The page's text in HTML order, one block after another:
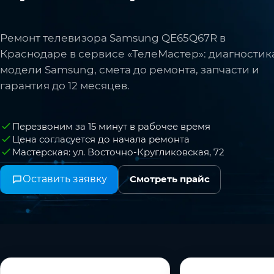
Ремонт телевизора Samsung QE65Q67R в
Краснодаре в сервисе «ТелеМастер»:
модели Samsung, смета до ремонта, запчасти и
гарантия до 12 месяцев.
Перезвоним за 15 минут в рабочее время
Цена согласуется до начала ремонта
Мастерская: ул. Восточно-Кругликовская, 72
Оставить заявку Смотреть прайс